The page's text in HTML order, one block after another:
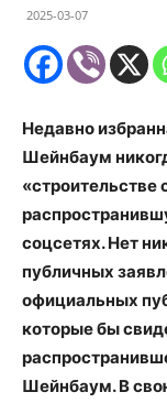
2025-03-07
Недавно
Шейнбаум
«строительстве
соцсетях. Нет
публичных
официальных
которые бы
Шейнбаум. В